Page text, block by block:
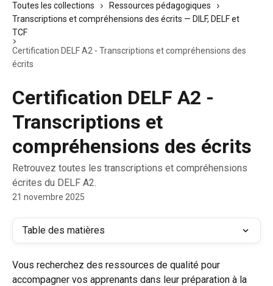
Toutes les collections
Ressources pédagogiques
Transcriptions et compréhensions des écrits — DILF, DELF et
TCF
Certification DELF A2 - Transcriptions et compréhensions des
écrits
Certification DELF A2 -
Transcriptions et
compréhensions des écrits
Retrouvez toutes les transcriptions et compréhensions
écrites du DELF A2.
21 novembre 2025
Table des matières
Vous recherchez des ressources de qualité pour
accompagner vos apprenants dans leur préparation à la